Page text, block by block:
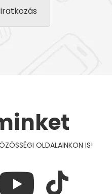
OLDALAINKON IS!